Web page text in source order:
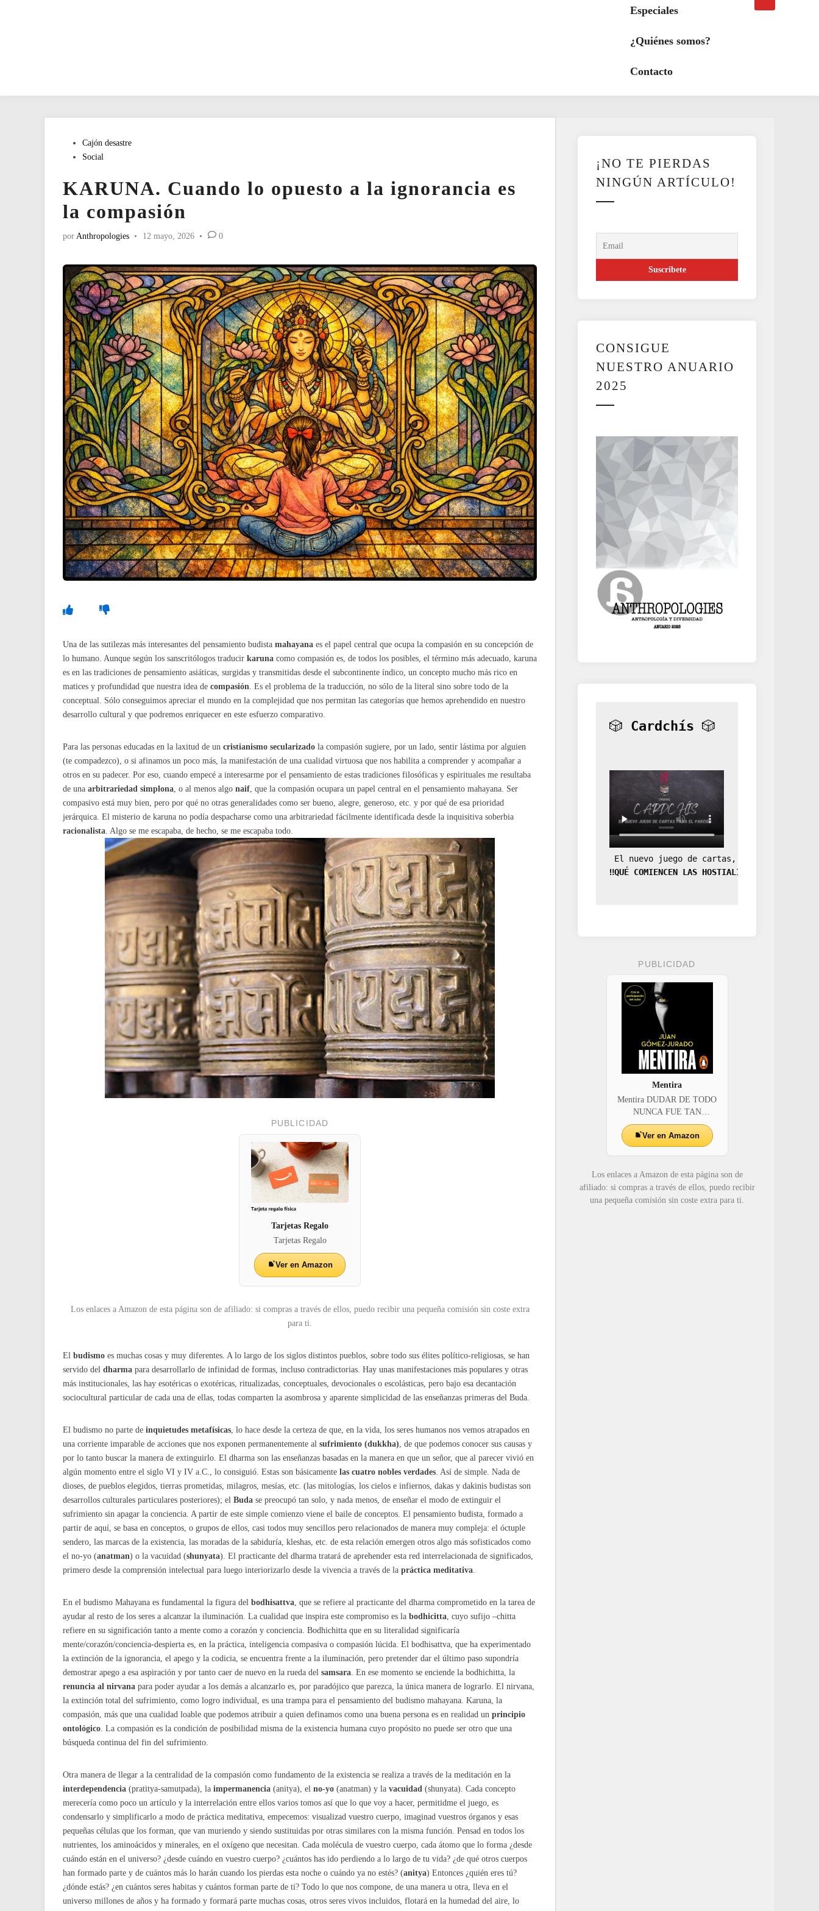
Especiales
¿Quiénes somos?
Contacto
búsqueda
PublicadoCajón desastre
Social
KARUNA. Cuando lo opuesto a la ignorancia es
la compasión
por Anthropologies • 12 mayo, 2026 • 0
Una de las sutilezas más interesantes del pensamiento budista mahayana es el papel central que ocupa la compasión en su concepción de
lo humano. Aunque según los sanscritólogos traducir karuna como compasión es, de todos los posibles, el término más adecuado, karuna
es en las tradiciones de pensamiento asiáticas, surgidas y transmitidas desde el subcontinente índico, un concepto mucho más rico en
matices y profundidad que nuestra idea de compasión. Es el problema de la traducción, no sólo de la literal sino sobre todo de la
conceptual. Sólo conseguimos apreciar el mundo en la complejidad que nos permitan las categorías que hemos aprehendido en nuestro
desarrollo cultural y que podremos enriquecer en este esfuerzo comparativo.
Para las personas educadas en la laxitud de un cristianismo secularizado la compasión sugiere, por un lado, sentir lástima por alguien
(te compadezco), o si afinamos un poco más, la manifestación de una cualidad virtuosa que nos habilita a comprender y acompañar a
otros en su padecer. Por eso, cuando empecé a interesarme por el pensamiento de estas tradiciones filosóficas y espirituales me resultaba
de una arbitrariedad simplona, o al menos algo naif, que la compasión ocupara un papel central en el pensamiento mahayana. Ser
compasivo está muy bien, pero por qué no otras generalidades como ser bueno, alegre, generoso, etc. y por qué de esa prioridad
jerárquica. El misterio de karuna no podía despacharse como una arbitrariedad fácilmente identificada desde la inquisitiva soberbia
racionalista. Algo se me escapaba, de hecho, se me escapaba todo.
PUBLICIDAD
Tarjetas Regalo
Tarjetas Regalo
Ver en Amazon
Los enlaces a Amazon de esta página son de afiliado: si compras a través de ellos, puedo recibir una pequeña comisión sin coste extra
para ti.
El budismo es muchas cosas y muy diferentes. A lo largo de los siglos distintos pueblos, sobre todo sus élites político-religiosas, se han
servido del dharma para desarrollarlo de infinidad de formas, incluso contradictorias. Hay unas manifestaciones más populares y otras
más institucionales, las hay esotéricas o exotéricas, ritualizadas, conceptuales, devocionales o escolásticas, pero bajo esa decantación
sociocultural particular de cada una de ellas, todas comparten la asombrosa y aparente simplicidad de las enseñanzas primeras del Buda.
El budismo no parte de inquietudes metafísicas , lo hace desde la certeza de que, en la vida, los seres humanos nos vemos atrapados en
una corriente imparable de acciones que nos exponen permanentemente al sufrimiento (dukkha) , de que podemos conocer sus causas y
por lo tanto buscar la manera de extinguirlo. El dharma son las enseñanzas basadas en la manera en que un señor, que al parecer vivió en
algún momento entre el siglo VI y IV a.C., lo consiguió. Estas son básicamente las cuatro nobles verdades . Así de simple. Nada de
dioses, de pueblos elegidos, tierras prometidas, milagros, mesías, etc. (las mitologías, los cielos e infiernos, dakas y dakinis budistas son
desarrollos culturales particulares posteriores); el Buda se preocupó tan solo, y nada menos, de enseñar el modo de extinguir el
sufrimiento sin apagar la conciencia. A partir de este simple comienzo viene el baile de conceptos. El pensamiento budista, formado a
partir de aquí, se basa en conceptos, o grupos de ellos, casi todos muy sencillos pero relacionados de manera muy compleja: el óctuple
sendero, las marcas de la existencia, las moradas de la sabiduría, kleshas, etc. de esta relación emergen otros algo más sofisticados como
el no-yo (anatman) o la vacuidad (shunyata). El practicante del dharma tratará de aprehender esta red interrelacionada de significados,
primero desde la comprensión intelectual para luego interiorizarlo desde la vivencia a través de la práctica meditativa
En el budismo Mahayana es fundamental la figura del bodhisattva , que se refiere al practicante del dharma comprometido en la tarea de
ayudar al resto de los seres a alcanzar la iluminación. La cualidad que inspira este compromiso es la bodhicitta , cuyo sufijo –chitta
refiere en su significación tanto a mente como a corazón y conciencia. Bodhichitta que en su literalidad significaría
mente/corazón/conciencia-despierta es, en la práctica, inteligencia compasiva o compasión lúcida. El bodhisattva, que ha experimentado
la extinción de la ignorancia, el apego y la codicia, se encuentra frente a la iluminación, pero pretender dar el último paso supondría
demostrar apego a esa aspiración y por tanto caer de nuevo en la rueda del samsara . En ese momento se enciende la bodhichitta, la
renuncia al nirvana para poder ayudar a los demás a alcanzarlo es, por paradójico que parezca, la única manera de lograrlo. El nirvana,
la extinción total del sufrimiento, como logro individual, es una trampa para el pensamiento del budismo mahayana. Karuna, la
compasión, más que una cualidad loable que podemos atribuir a quien definamos como una buena persona es en realidad un principio
ontológico . La compasión es la condición de posibilidad misma de la existencia humana cuyo propósito no puede ser otro que una
búsqueda continua del fin del sufrimiento.
Otra manera de llegar a la centralidad de la compasión como fundamento de la existencia se realiza a través de la meditación en la
interdependencia (pratitya-samutpada), la impermanencia (anitya), el no-yo (anatman) y la vacuidad (shunyata). Cada concepto
merecería como poco un artículo y la interrelación entre ellos varios tomos así que lo que voy a hacer, permitidme el juego, es
condensarlo y simplificarlo a modo de práctica meditativa, empecemos: visualizad vuestro cuerpo, imaginad vuestros órganos y esas
pequeñas células que los forman, que van muriendo y siendo sustituidas por otras similares con la misma función. Pensad en todos los
nutrientes, los aminoácidos y minerales, en el oxígeno que necesitan. Cada molécula de vuestro cuerpo, cada átomo que lo forma ¿desde
cuándo están en el universo? ¿desde cuándo en vuestro cuerpo? ¿cuántos has ido perdiendo a lo largo de tu vida? ¿de qué otros cuerpos
han formado parte y de cuántos más lo harán cuando los pierdas esta noche o cuándo ya no estés? (anitya) Entonces ¿quién eres tú?
¿dónde estás? ¿en cuántos seres habitas y cuántos forman parte de ti? Todo lo que nos compone, de una manera u otra, lleva en el
universo millones de años y ha formado y formará parte muchas cosas, otros seres vivos incluidos, flotará en la humedad del aire, lo
¡NO TE PIERDAS
NINGÚN ARTÍCULO!
CONSIGUE
NUESTRO ANUARIO
2025
🎲 Cardchís 🎲
El nuevo juego de cartas, la expansión
‼️QUÉ COMIENCEN LAS HOSTIALIDADES‼️
PUBLICIDAD
Mentira
Mentira DUDAR DE TODO
NUNCA FUE TAN
ADICTI...
Ver en Amazon
Los enlaces a Amazon de esta página son de
afiliado: si compras a través de ellos, puedo recibir
una pequeña comisión sin coste extra para ti.